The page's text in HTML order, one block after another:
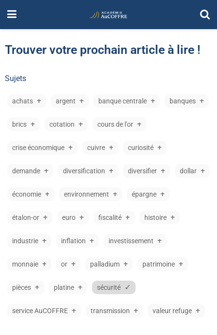
Trouver votre prochain article à lire !
Sujets
achats argent banque centrale banques
brics cotation cours de l'or
crise économique cuivre curiosité
demande diversification diversifier dollar
économie environnement épargne
étalon-or euro fiscalité histoire
industrie inflation investissement
monnaie or palladium patrimoine
pièces platine sécurité
service AuCOFFRE transmission valeur refuge